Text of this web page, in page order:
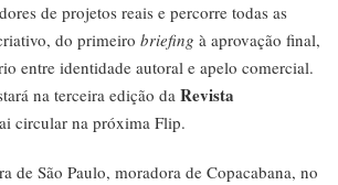
de projetos reais e percorre todas as
do primeiro briefing à aprovação final,
entre identidade autoral e apelo comercial.
na terceira edição da Revista
circular na próxima Flip.
de São Paulo, moradora de Copacabana, no